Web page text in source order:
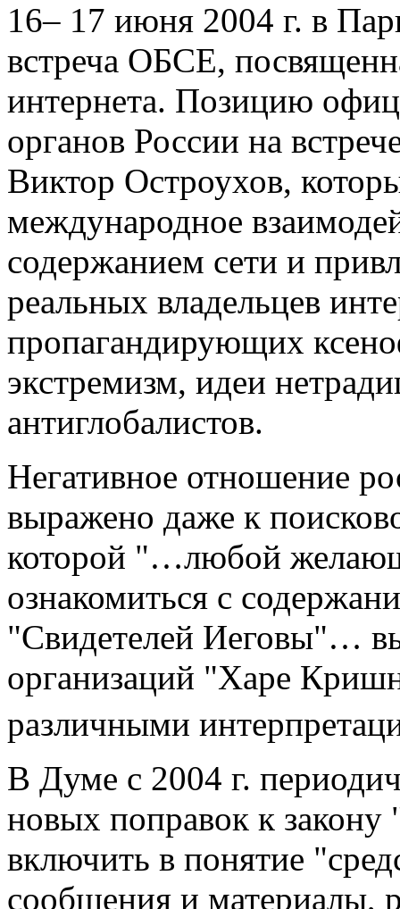
16– 17 июня 2004 г. в
встреча ОБСЕ,
интернета. Позицию
органов России на
Виктор Остроухов,
международное
содержанием сети и
реальных владельцев
пропагандирующих
экстремизм, идеи
антиглобалистов.
Негативное отношение
выражено даже к
которой "…любой
ознакомиться с
"Свидетелей Иеговы"…
организаций "Харе
различными
В Думе с 2004 г.
новых поправок к
включить в понятие
сообщения и материалы,